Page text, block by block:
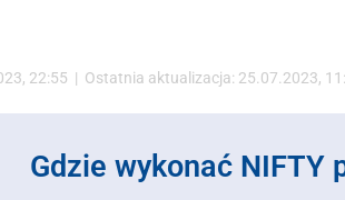
22:55 | Ostatnia aktualizacja: 25.07.2023,
Gdzie wykonać NIFTY